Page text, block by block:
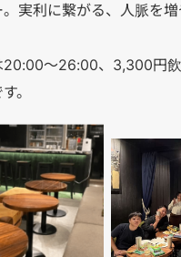
。実利に繋がる、人脈を
20:00～26:00、3,300円
。